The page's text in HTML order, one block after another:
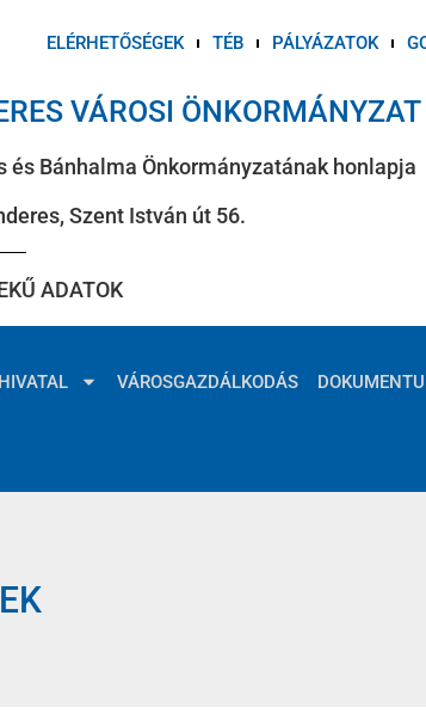
ELÉRHETŐSÉGEK TÉB PÁLYÁZATOK
VÁROSI ÖNKORMÁNYZAT
és Bánhalma Önkormányzatának honlapja
Szent István út 56.
ADATOK
HIVATAL VÁROSGAZDÁLKODÁS